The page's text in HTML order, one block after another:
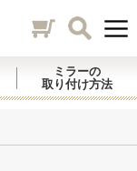
ミラーの
取り付け方法